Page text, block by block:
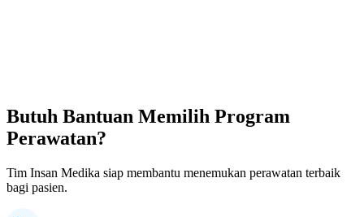
Butuh Bantuan Memilih Program
Perawatan?
Tim Insan Medika siap membantu menemukan perawatan terbaik
bagi pasien.